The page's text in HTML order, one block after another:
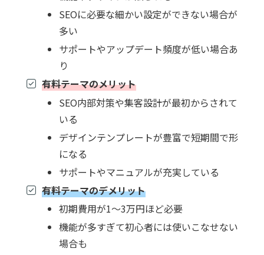
SEOに必要な細かい設定ができない場合が
多い
サポートやアップデート頻度が低い場合あ
り
有料テーマのメリット
SEO内部対策や集客設計が最初からされて
いる
デザインテンプレートが豊富で短期間で形
になる
サポートやマニュアルが充実している
有料テーマのデメリット
初期費用が1〜3万円ほど必要
機能が多すぎて初心者には使いこなせない
場合も